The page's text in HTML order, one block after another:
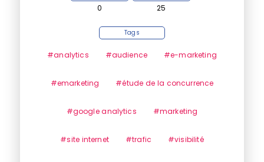
0 25
Tags
#analytics #audience #e-marketing
#emarketing #étude de la concurrence
#google analytics #marketing
#site internet #trafic #visibilité